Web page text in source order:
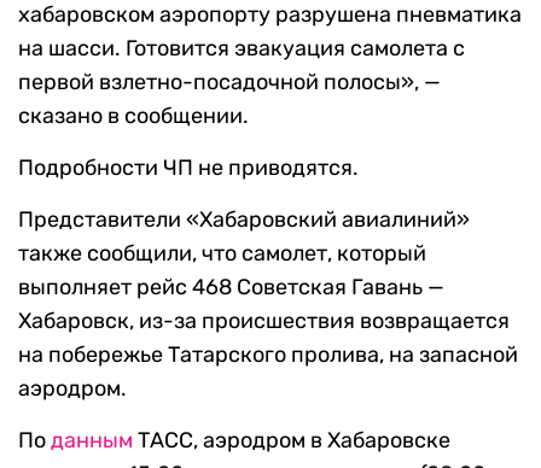
хабаровском аэропорту разрушена пневматика
на шасси. Готовится эвакуация самолета с
первой взлетно-посадочной полосы», —
сказано в сообщении.
Подробности ЧП не приводятся.
Представители «Хабаровский авиалиний»
также сообщили, что самолет, который
выполняет рейс 468 Советская Гавань —
Хабаровск, из-за происшествия возвращается
на побережье Татарского пролива, на запасной
аэродром.
Поданным ТАСС, аэродром в Хабаровске